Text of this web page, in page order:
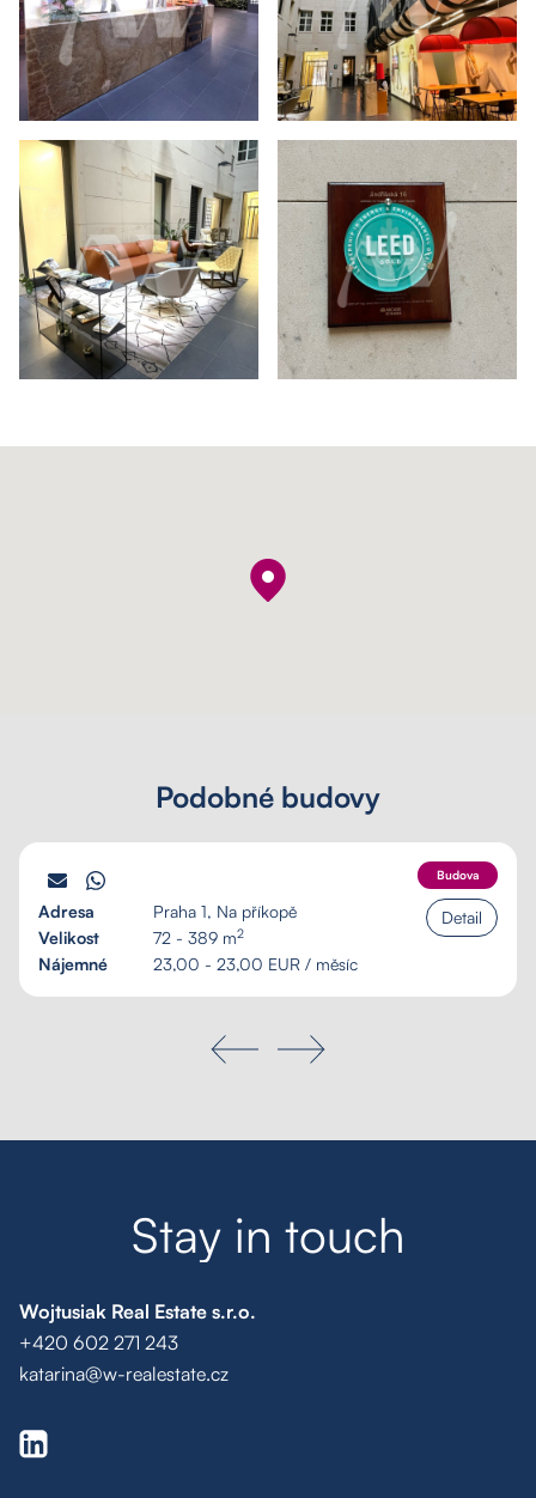
Podobné budovy
PALÁC SCHILLER
Budova
Adresa
Praha 1, Na příkopě
Velikost
72 - 389 m2
Nájemné 23,00 - 23,00 EUR / měsíc
Detail
Stay in touch
Wojtusiak Real Estate s.r.o.
+420 602 271 243
katarina@w-realestate.cz